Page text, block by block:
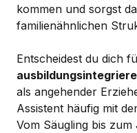
kommen und sorgst
familienähnlichen
Entscheidest du dich
als angehender
Assistent häufig mit
Vom Säugling bis